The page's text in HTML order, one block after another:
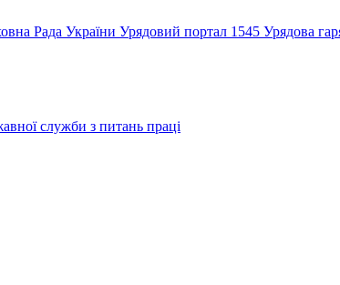
Рада України Урядовий портал 1545 Урядова
служби з питань праці